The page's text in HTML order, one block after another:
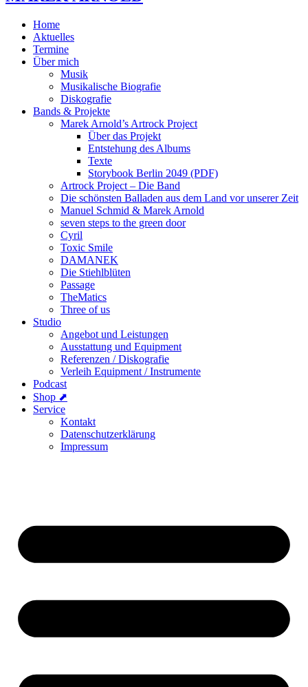
Home
Aktuelles
Termine
Über mich
Musik
Musikalische Biografie
Diskografie
Bands & Projekte
Marek Arnold’s Artrock Project
Über das Projekt
Entstehung des Albums
Texte
Storybook Berlin 2049 (PDF)
Artrock Project – Die Band
Die schönsten Balladen aus dem Land vor unserer Zeit
Manuel Schmid & Marek Arnold
seven steps to the green door
Cyril
Toxic Smile
DAMANEK
Die Stiehlblüten
Passage
TheMatics
Three of us
Studio
Angebot und Leistungen
Ausstattung und Equipment
Referenzen / Diskografie
Verleih Equipment / Instrumente
Podcast
Shop ⬈
Service
Kontakt
Datenschutzerklärung
Impressum